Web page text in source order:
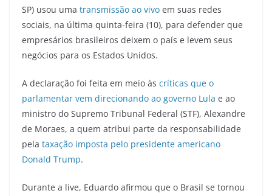
SP) usou uma transmissão ao vivo em suas redes
sociais, na última quinta-feira (10), para defender que
empresários brasileiros deixem o país e levem seus
negócios para os Estados Unidos.
A declaração foi feita em meio às críticas que o
parlamentar vem direcionando ao governo Lula e ao
ministro do Supremo Tribunal Federal (STF), Alexandre
de Moraes, a quem atribui parte da responsabilidade
pela taxação imposta pelo presidente americano
Donald Trump.
Durante a live, Eduardo afirmou que o Brasil se tornou